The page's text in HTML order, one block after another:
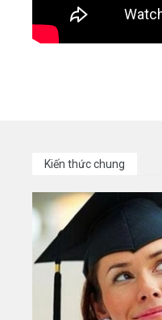
Kiến thức chung